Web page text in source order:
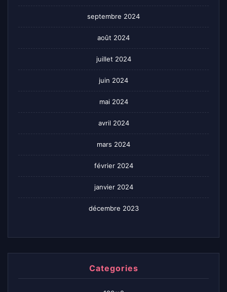
septembre 2024
août 2024
juillet 2024
juin 2024
mai 2024
avril 2024
mars 2024
février 2024
janvier 2024
décembre 2023
Categories